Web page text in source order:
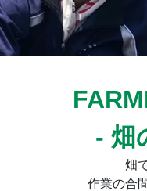
- 畑
畑
作業の合